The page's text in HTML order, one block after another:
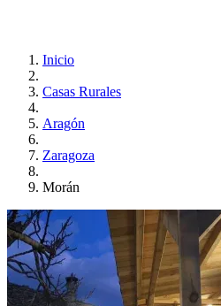
Inicio
Casas Rurales
Aragón
Zaragoza
Morán